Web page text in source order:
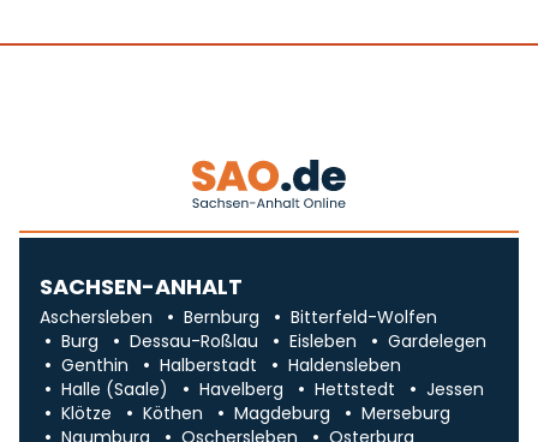
SACHSEN-ANHALT
Aschersleben Bernburg
Bitterfeld-Wolfen
Burg
Dessau-Roßlau Eisleben
Gardelegen
Genthin
Halberstadt
Haldensleben
Halle (Saale)
Havelberg Hettstedt
Jessen
Klötze
Köthen Magdeburg
Merseburg
Naumburg
Oschersleben Osterburg